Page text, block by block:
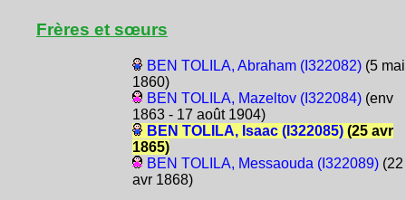
Frères et sœurs
BEN TOLILA, Abraham (I322082)(5 mai
1860)
BEN TOLILA, Mazeltov (I322084)(env
1863 - 17 août 1904)
BEN TOLILA, Isaac (I322085)(25 avr
1865)
BEN TOLILA, Messaouda (I322089)(22
avr 1868)